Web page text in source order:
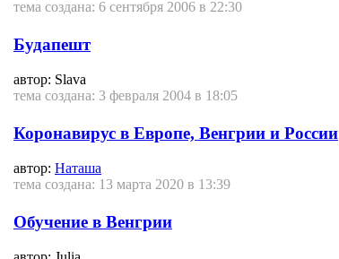
тема создана: 6 сентября 2006 в 22:30
Будапешт
автор: Slava
тема создана: 3 февраля 2004 в 18:05
Коронавирус в Европе, Венгрии и России
автор: Наташа
тема создана: 13 марта 2020 в 13:39
Обучение в Венгрии